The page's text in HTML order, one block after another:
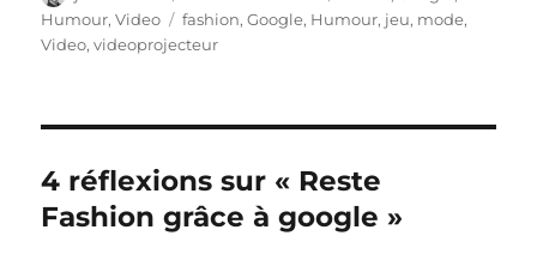
le
Humour,Video Étiquettes
fashion,Google, Humour, jeu, mode,
Video,videoprojecteur
4 réflexions sur « Reste
Fashion grâce à google »